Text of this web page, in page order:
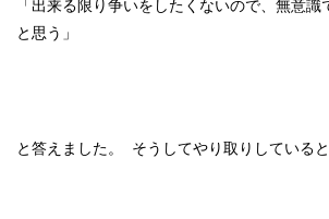
「出来る限り争いをしたくないので、無意
と思う」
と答えました。 そうしてやり取りしている